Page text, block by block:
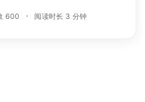
600 阅读时长 3 分钟